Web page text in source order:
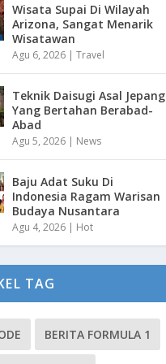
Wisata Supai Di Wilayah
Arizona, Sangat Menarik
Wisatawan
Agu 6, 2026 |Travel
Teknik Daisugi Asal Jepang
Yang Bertahan Berabad-
Abad
Agu 5, 2026 | News
Baju Adat Suku Di
Indonesia Ragam Warisan
Budaya Nusantara
Agu 4, 2026 | Hot
TAG
BERITA FORMULA 1